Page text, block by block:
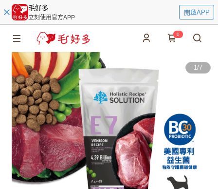
毛好多
立刻使用官方APP
開啟APP
0
1/7